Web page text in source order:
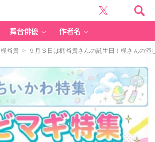
舞台俳優 作者名
梶裕貴 > ９月３日は梶裕貴さんの誕生日！梶さんの演